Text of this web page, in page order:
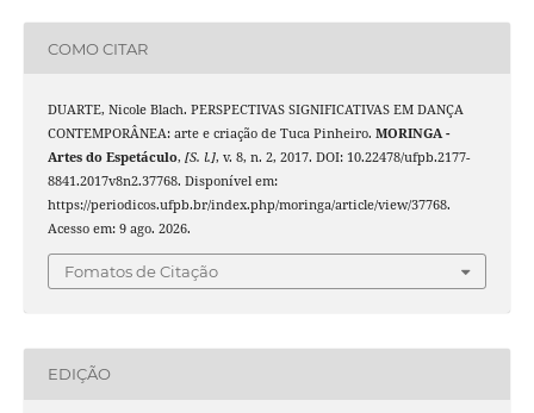
COMO CITAR
DUARTE, Nicole Blach. PERSPECTIVAS SIGNIFICATIVAS EM DANÇA
CONTEMPORÂNEA: arte e criação de Tuca Pinheiro. MORINGA -
Artes do Espetáculo, [S. l.], v. 8, n. 2, 2017. DOI: 10.22478/ufpb.2177-
8841.2017v8n2.37768. Disponível em:
https://periodicos.ufpb.br/index.php/moringa/article/view/37768.
Acesso em: 9 ago. 2026.
Fomatos de Citação
EDIÇÃO